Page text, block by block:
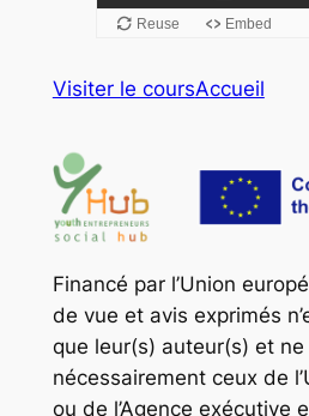
Visiter le coursAccueil
Financé par l’Union
de vue et avis exprimés
que leur(s) auteur(s) et
nécessairement ceux de
ou de l’Agence exécutive